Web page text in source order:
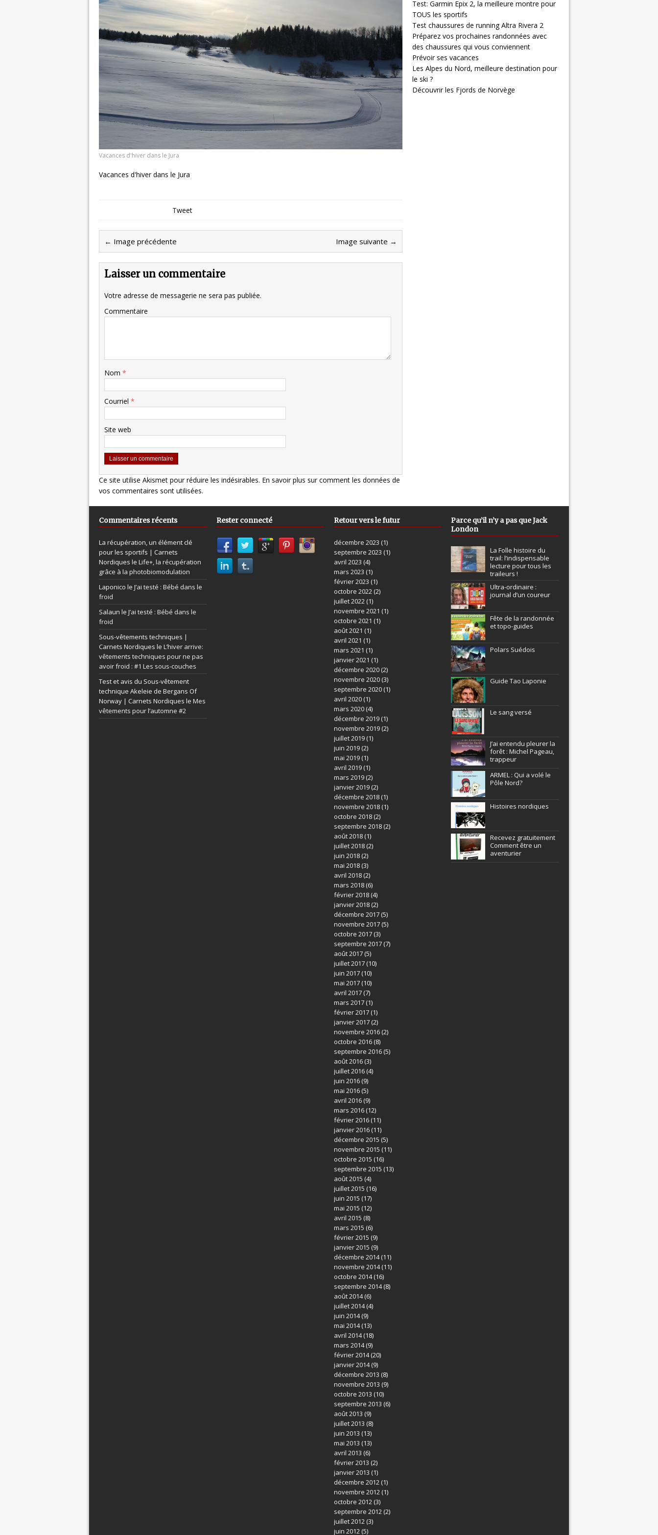
Vacances d'hiver dans le Jura
Vacances d'hiver dans le Jura
Tweet
← Image précédente Image suivante →
Laisser un commentaire
Votre adresse de messagerie ne sera pas publiée.
Commentaire
Nom *
Courriel *
Site web
Ce site utilise Akismet pour réduire les indésirables. En savoir plus sur comment les données de
vos commentaires sont utilisées.
Test: Garmin Epix 2, la meilleure montre pour
TOUS les sportifs
Test chaussures de running Altra Rivera 2
Préparez vos prochaines randonnées avec
des chaussures qui vous conviennent
Prévoir ses vacances
Les Alpes du Nord, meilleure destination pour
le ski ?
Découvrir les Fjords de Norvège
Commentaires récents
La récupération, un élément clé
pour les sportifs | Carnets
Nordiques le Life+, la récupération
grâce à la photobiomodulation
Laponico le J’ai testé : Bébé dans le
froid
Salaun le J’ai testé : Bébé dans le
froid
Sous-vêtements techniques |
Carnets Nordiques le L’hiver arrive:
vêtements techniques pour ne pas
avoir froid : #1 Les sous-couches
Test et avis du Sous-vêtement
technique Akeleie de Bergans Of
Norway | Carnets Nordiques le Mes
vêtements pour l’automne #2
Rester connecté Retour vers le futur
décembre 2023 (1)
septembre 2023 (1)
avril 2023 (4)
mars 2023 (1)
février 2023 (1)
octobre 2022 (2)
juillet 2022 (1)
novembre 2021 (1)
octobre 2021 (1)
août 2021 (1)
avril 2021 (1)
mars 2021 (1)
janvier 2021 (1)
décembre 2020(2)
novembre 2020(3)
septembre 2020(1)
avril 2020(1)
mars 2020(4)
décembre 2019(1)
novembre 2019(2)
juillet 2019(1)
juin 2019(2)
mai 2019(1)
avril 2019(1)
mars 2019(2)
janvier 2019(2)
décembre 2018(1)
novembre 2018(1)
octobre 2018(2)
septembre 2018(2)
août 2018(1)
juillet 2018(2)
juin 2018(2)
mai 2018(3)
avril 2018(2)
mars 2018(6)
février 2018(4)
janvier 2018(2)
décembre 2017(5)
novembre 2017(5)
octobre 2017(3)
septembre 2017(7)
août 2017(5)
juillet 2017(10)
juin 2017(10)
mai 2017(10)
avril 2017(7)
mars 2017(1)
février 2017(1)
janvier 2017(2)
novembre 2016(2)
octobre 2016(8)
septembre 2016(5)
août 2016(3)
juillet 2016(4)
juin 2016(9)
mai 2016(5)
avril 2016(9)
mars 2016(12)
février 2016(11)
janvier 2016(11)
décembre 2015 (5)
novembre 2015 (11)
octobre 2015 (16)
septembre 2015 (13)
août 2015 (4)
juillet 2015 (16)
juin 2015 (17)
mai 2015 (12)
avril 2015 (8)
mars 2015 (6)
février 2015 (9)
janvier 2015 (9)
décembre 2014(11)
novembre 2014(11)
octobre 2014(16)
septembre 2014(8)
août 2014(6)
juillet 2014(4)
juin 2014(9)
mai 2014(13)
avril 2014(18)
mars 2014(9)
février 2014(20)
janvier 2014(9)
décembre 2013 (8)
novembre 2013 (9)
octobre 2013 (10)
septembre 2013 (6)
août 2013 (9)
juillet 2013 (8)
juin 2013 (13)
mai 2013 (13)
avril 2013 (6)
février 2013 (2)
janvier 2013 (1)
décembre 2012 (1)
novembre 2012 (1)
octobre 2012 (3)
septembre 2012 (2)
juillet 2012 (3)
juin 2012 (5)
Parce qu’il n’y a pas que Jack
London
La Folle histoire du
trail: l’indispensable
lecture pour tous les
traileurs !
Ultra-ordinaire :
journal d’un coureur
Fête de la randonnée
et topo-guides
Polars Suédois
Guide Tao Laponie
Le sang versé
J’ai entendu pleurer la
forêt : Michel Pageau,
trappeur
ARMEL : Qui a volé le
Pôle Nord?
Histoires nordiques
Recevez gratuitement
Comment être un
aventurier